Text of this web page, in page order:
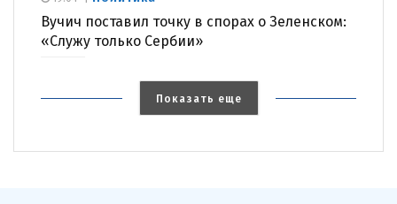
Вучич поставил точку в спорах о Зеленском:
«Служу только Сербии»
Показать еще